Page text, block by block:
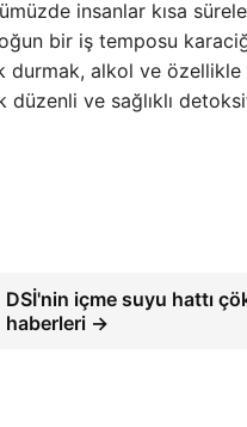
insanlar kısa
bir iş temposu
durmak, alkol ve
ve sağlıklı
DSİ'nin içme suyu hattı
haberleri →